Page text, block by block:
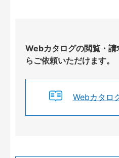
Webカタログの閲覧・
らご依頼いただけます。
Webカタロ